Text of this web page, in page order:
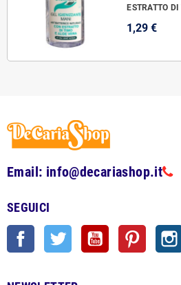
ESTRATTO
1,29 €
Email: info@decariashop.it
SEGUICI
Facebook Twitter YouTube